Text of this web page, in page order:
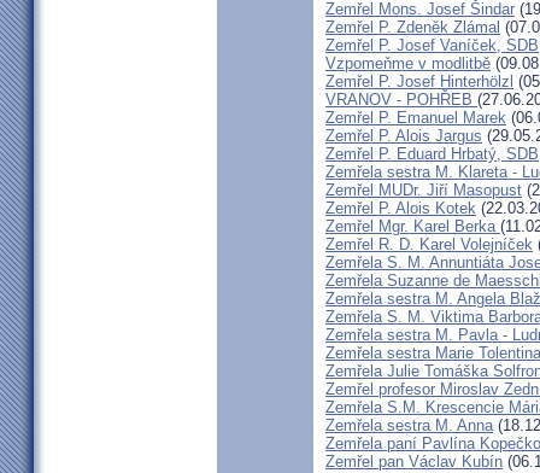
Zemřel Mons. Josef Šindar
Zemřel P. Zdeněk Zlámal
Zemřel P. Josef Vaníček, SDB
Vzpomeňme v modlitbě
Zemřel P. Josef Hinterhölzl
VRANOV - POHŘEB
Zemřel P. Emanuel Marek
Zemřel P. Alois Jargus
Zemřel P. Eduard Hrbatý, SDB
Zemřela sestra M. Klareta -
Zemřel MUDr. Jiří Masopust
Zemřel P. Alois Kotek
Zemřel Mgr. Karel Berka
Zemřel R. D. Karel Volejníček
Zemřela S. M. Annuntiáta
Zemřela Suzanne de
Zemřela sestra M. Angela
Zemřela S. M. Viktima
Zemřela sestra M. Pavla -
Zemřela sestra Marie
Zemřela Julie Tomáška
Zemřel profesor Miroslav
Zemřela S.M. Krescencie
Zemřela sestra M. Anna
Zemřela paní Pavlína
Zemřel pan Václav Kubín